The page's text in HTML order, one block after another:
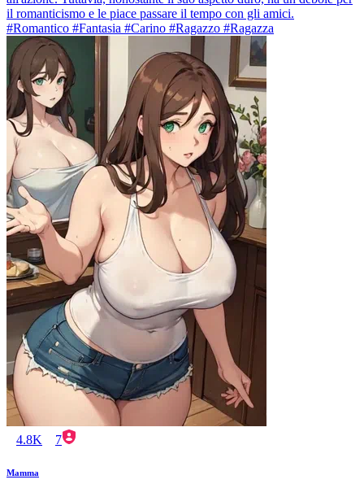
il romanticismo e le piace passare il tempo con gli amici.
#Romantico #Fantasia #Carino #Ragazzo #Ragazza
4.8K 7
Mamma